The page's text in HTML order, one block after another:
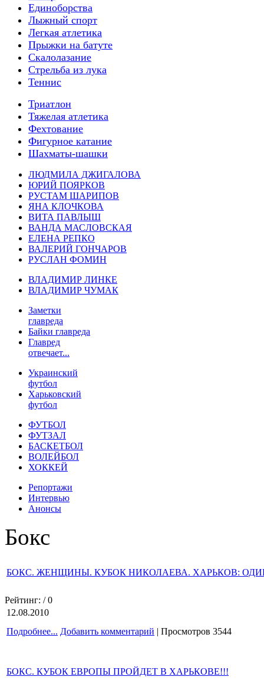
Единоборства
Лыжный спорт
Легкая атлетика
Прыжки на батуте
Скалолазание
Стрельба из лука
Теннис
Триатлон
Тяжелая атлетика
Фехтование
Фигурное катание
Шахматы-шашки
ЛЮДМИЛА ДЖИГАЛОВА
ЮРИЙ ПОЯРКОВ
РУСТАМ ШАРИПОВ
ЯНА КЛОЧКОВА
ВИТА ПАВЛЫШ
ВАНДА МАСЛОВСКАЯ
ЕЛЕНА РЕПКО
ВАЛЕРИЙ ГОНЧАРОВ
РУСЛАН ФОМИН
ВЛАДИМИР ЛИНКЕ
ВЛАДИМИР ЧУМАК
Заметки
главреда
Байки главреда
Главред
отвечает...
Украинский
футбол
Харьковский
футбол
ФУТБОЛ
ФУТЗАЛ
БАСКЕТБОЛ
ВОЛЕЙБОЛ
ХОККЕЙ
Репортажи
Интервью
Анонсы
Бокс
БОКС. ЖЕНЩИНЫ. КУБОК НИКОЛАЕВА. ХАРЬКОВ:
Рейтинг: / 0
12.08.2010
Подробнее... Добавить комментарий | Просмотров 3544
БОКС. КУБОК ЕВРОПЫ ПРОЙДЕТ В ХАРЬКОВЕ!!!